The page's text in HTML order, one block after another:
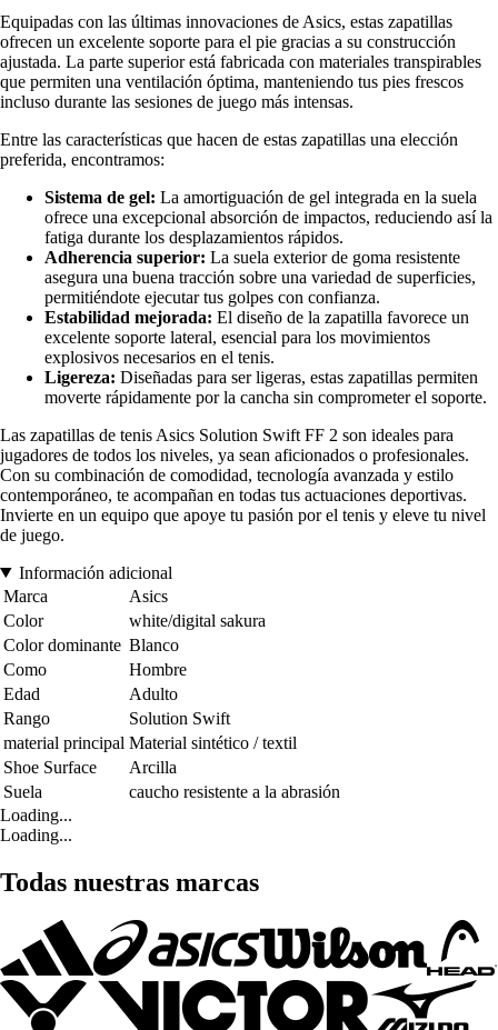
Equipadas con las últimas innovaciones de Asics, estas zapatillas
ofrecen un excelente soporte para el pie gracias a su construcción
ajustada. La parte superior está fabricada con materiales transpirables
que permiten una ventilación óptima, manteniendo tus pies frescos
incluso durante las sesiones de juego más intensas.
Entre las características que hacen de estas zapatillas una elección
preferida, encontramos:
Sistema de gel: La amortiguación de gel integrada en la suela
ofrece una excepcional absorción de impactos, reduciendo así la
fatiga durante los desplazamientos rápidos.
Adherencia superior: La suela exterior de goma resistente
asegura una buena tracción sobre una variedad de superficies,
permitiéndote ejecutar tus golpes con confianza.
Estabilidad mejorada: El diseño de la zapatilla favorece un
excelente soporte lateral, esencial para los movimientos
explosivos necesarios en el tenis.
Ligereza: Diseñadas para ser ligeras, estas zapatillas permiten
moverte rápidamente por la cancha sin comprometer el soporte.
Las zapatillas de tenis Asics Solution Swift FF 2 son ideales para
jugadores de todos los niveles, ya sean aficionados o profesionales.
Con su combinación de comodidad, tecnología avanzada y estilo
contemporáneo, te acompañan en todas tus actuaciones deportivas.
Invierte en un equipo que apoye tu pasión por el tenis y eleve tu nivel
de juego.
Información adicional
Marca
Asics
Color
white/digital sakura
Color dominante Blanco
Como
Hombre
Edad
Adulto
Rango
Solution Swift
material principal Material sintético / textil
Shoe Surface
Arcilla
Suela
caucho resistente a la abrasión
Loading...
Loading...
Todas nuestras marcas